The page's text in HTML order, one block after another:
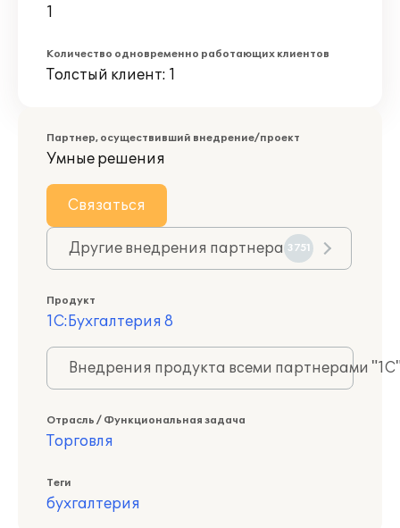
1
Количество одновременно работающих клиентов
Толстый клиент: 1
Партнер, осуществивший внедрение/проект
Умные решения
Связаться
Другие внедрения партнера 3751
Продукт
1С:Бухгалтерия 8
Внедрения продукта всеми партнерами
Отрасль / Функциональная задача
Торговля
Теги
бухгалтерия